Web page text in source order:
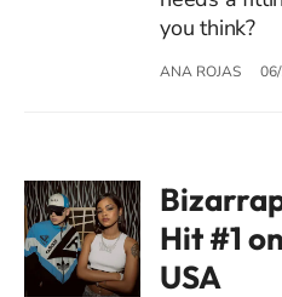
you think?
ANA ROJAS
Hit #1
USA